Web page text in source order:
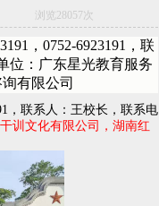
浏览 28057次
，0752-6923191，联
位：广东星光教育服务
有限公司
，联系人：王校长，联系电
训文化有限公司，湖南红